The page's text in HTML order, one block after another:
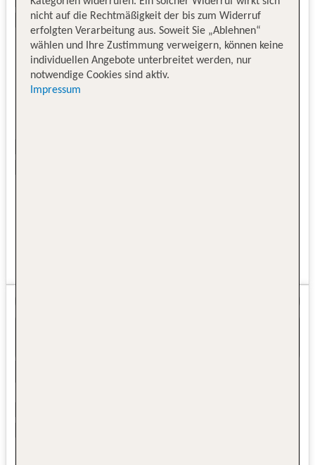
nicht auf die Rechtmäßigkeit der bis zum Widerruf
erfolgten Verarbeitung aus. Soweit Sie „Ablehnen“
wählen und Ihre Zustimmung verweigern, können keine
individuellen Angebote unterbreitet werden, nur
notwendige Cookies sind aktiv.
Impressum